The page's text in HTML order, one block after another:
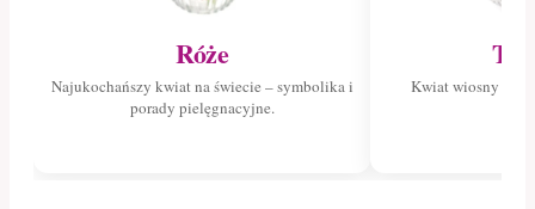
Róże
Najukochańszy kwiat na świecie – symbolika i
porady pielęgnacyjne.
Kwiat wiosny –